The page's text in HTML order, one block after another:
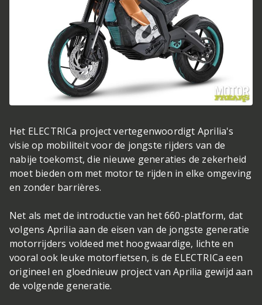
Het ELECTRICa project vertegenwoordigt Aprilia's
visie op mobiliteit voor de jongste rijders van de
nabije toekomst, die nieuwe generaties de zekerheid
moet bieden om met motor te rijden in elke omgeving
en zonder barrières.
Net als met de introductie van het 660-platform, dat
volgens Aprilia aan de eisen van de jongste generatie
motorrijders voldeed met hoogwaardige, lichte en
vooral ook leuke motorfietsen, is de ELECTRICa een
origineel en gloednieuw project van Aprilia gewijd aan
de volgende generatie.